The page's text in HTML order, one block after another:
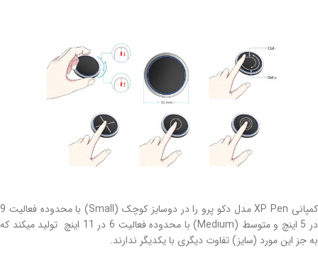
کمپانی XP Pen مدل دکو پرو را در دوسایز کوچک (Small) با محدوده فعالیت 9
در 5 اینچ و متوسط (Medium) با محدوده فعالیت 6 در 11 اینچ تولید میکند که
به جز این مورد (سایز) تفاوت دیگری با یکدیگر ندارند.